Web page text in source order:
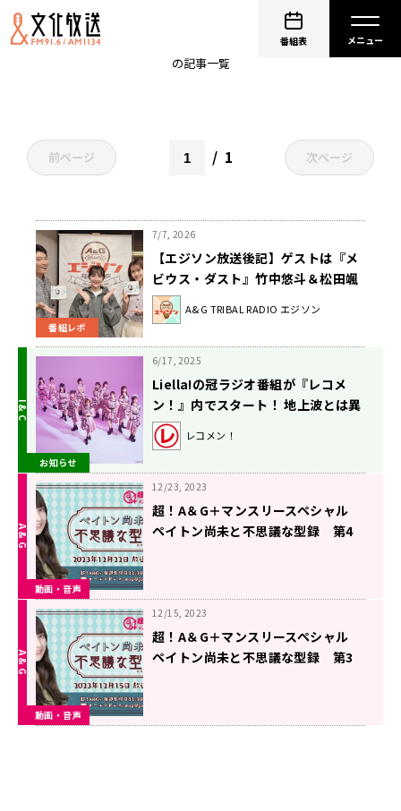
番組表
の記事一覧
前ページ 1 次ページ
番組レポ
7/7, 2026
【エジソン放送後記】ゲストは『メ
ビウス・ダスト』竹中悠斗＆松田颯
水、ペイトン尚未 2026年7月4日放
送回
A&G TRIBAL RADIO エジソン
お知らせ
6/17, 2025
Liella!の冠ラジオ番組が『レコメ
ン！』内でスタート！ 地上波とは異
なる内容のポッドキャストも配信
レコメン！
動画・音声
12/23, 2023
超！A＆G＋マンスリースペシャル
ペイトン尚未と不思議な型録 第4
動画・音声
12/15, 2023
超！A＆G＋マンスリースペシャル
ペイトン尚未と不思議な型録 第3